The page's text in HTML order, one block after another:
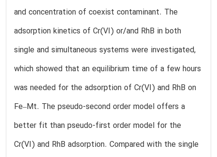
and concentration of coexist contaminant. The
adsorption kinetics of Cr(VI) or/and RhB in both
single and simultaneous systems were investigated,
which showed that an equilibrium time of a few hours
was needed for the adsorption of Cr(VI) and RhB on
Fe–Mt. The pseudo-second order model offers a
better fit than pseudo-first order model for the
Cr(VI) and RhB adsorption. Compared with the single